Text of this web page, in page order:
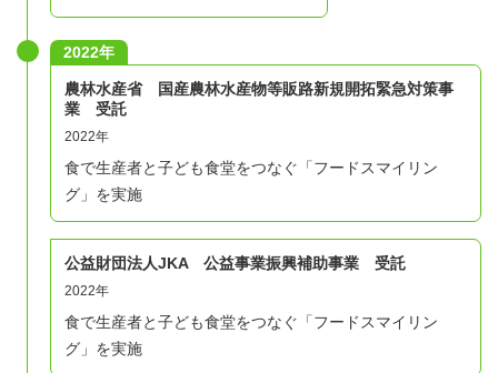
負担ください。
・高校生から大学院生までの学生またはそれら
に準じる立場の方
・全５日程、全時間に参加できる方
・パソコンを使ってオンラインミーティング
2022年
農林水産省 国産農林水産物等販路新規開拓緊急対策事
業 受託
2022年
食で生産者と子ども食堂をつなぐ「フードスマイリン
グ」を実施
公益財団法人JKA 公益事業振興補助事業 受託
2022年
食で生産者と子ども食堂をつなぐ「フードスマイリン
グ」を実施